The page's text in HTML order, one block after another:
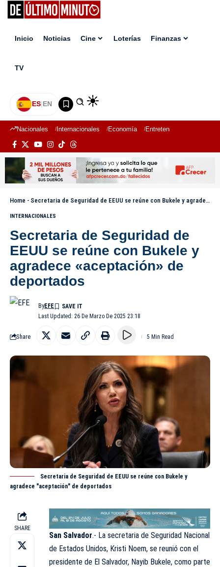
Inicio Noticias Cine Loterías Finanzas
TV
ES|EN
Nacionales Internacionales Economía Entretenimiento
Home - Secretaria de Seguridad de EEUU se reúne con Bukele y agradece «aceptación» de deportados
INTERNACIONALES
Secretaria de Seguridad de
EEUU se reúne con Bukele y
agradece «aceptación» de
deportados
Last Updated: 26 De Marzo De 2025 23:18
ByEFE
Share 5 Min Read
Secretaria de Seguridad de EEUU se reúne con Bukele y
agradece "aceptación" de deportados
SHARE
San Salvador.- La secretaria de Seguridad Nacional
de Estados Unidos, Kristi Noem, se reunió con el
presidente de El Salvador, Nayib Bukele, como parte